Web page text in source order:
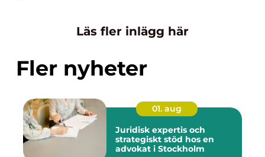
Läs fler inlägg här
Fler nyheter
01. aug
Juridisk expertis och
strategiskt stöd hos en
advokat i Stockholm